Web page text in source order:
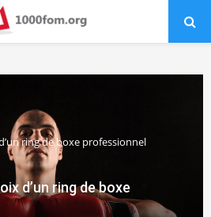
ring de boxe professionnel
d’un ring de boxe